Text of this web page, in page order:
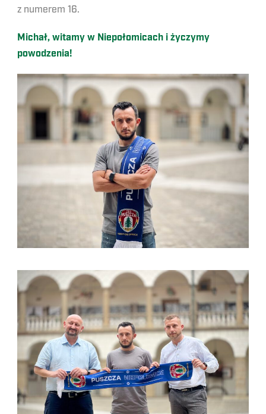
z numerem 16.
Michał, witamy w Niepołomicach i życzymy
powodzenia!